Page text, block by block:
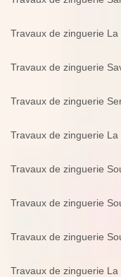
Travaux de zinguerie
Travaux de zinguerie
Travaux de zinguerie
Travaux de zinguerie
Travaux de zinguerie
Travaux de zinguerie
Travaux de zinguerie
Travaux de zinguerie